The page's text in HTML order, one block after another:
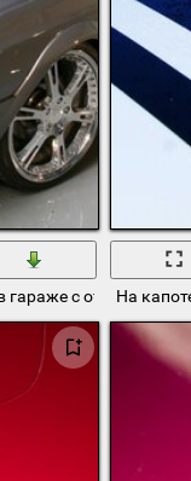
гараже с открытым
На